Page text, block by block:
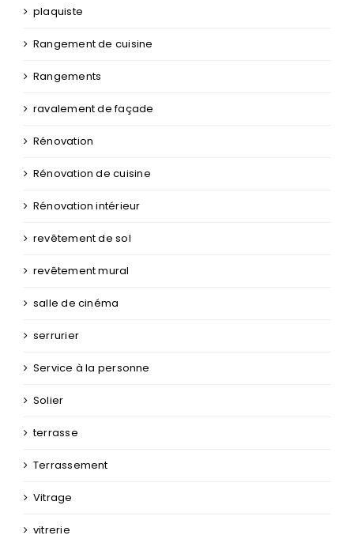
plaquiste
Rangement de cuisine
Rangements
ravalement de façade
Rénovation
Rénovation de cuisine
Rénovation intérieur
revêtement de sol
revêtement mural
salle de cinéma
serrurier
Service à la personne
Solier
terrasse
Terrassement
Vitrage
vitrerie